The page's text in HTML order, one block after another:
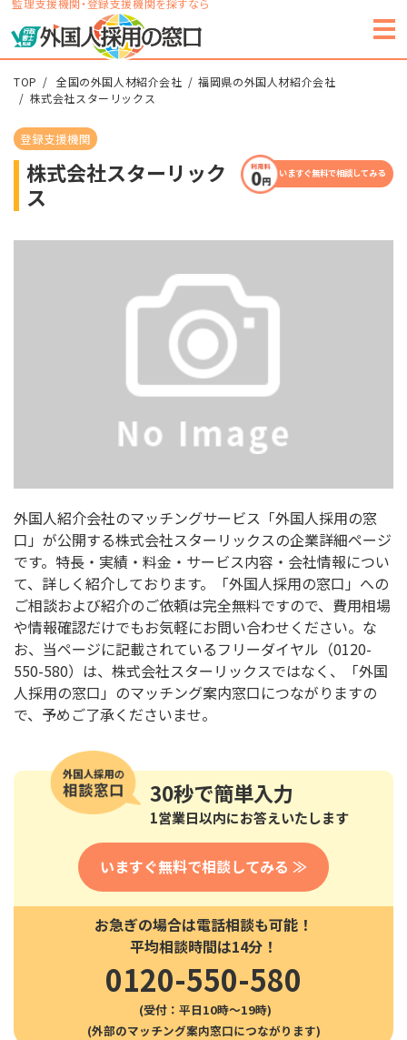
監理支援機関・登録支援機関を探すなら
TOP 全国の外国人材紹介会社
福岡県の外国人材紹介会社
株式会社スターリックス
登録支援機関
株式会社スターリック
ス
いますぐ無料で相談してみる
外国人紹介会社のマッチングサービス「外国人採用の窓
口」が公開する株式会社スターリックスの企業詳細ページ
です。特長・実績・料金・サービス内容・会社情報につい
て、詳しく紹介しております。「外国人採用の窓口」への
ご相談および紹介のご依頼は完全無料ですので、費用相場
や情報確認だけでもお気軽にお問い合わせください。な
お、当ページに記載されているフリーダイヤル（0120-
550-580）は、株式会社スターリックスではなく、「外国
人採用の窓口」のマッチング案内窓口につながりますの
で、予めご了承くださいませ。
30秒で簡単入力
1営業日以内にお答えいたします
いますぐ無料で相談してみる ≫
お急ぎの場合は電話相談も可能！
平均相談時間は14分！
0120-550-580
(受付：平日10時〜19時)